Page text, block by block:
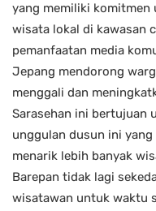
yang memiliki komitmen
wisata lokal di kawasan
pemanfaatan media
Jepang mendorong
menggali dan
Sarasehan ini bertujuan
unggulan dusun ini
menarik lebih banyak
Barepan tidak lagi
wisatawan untuk waktu